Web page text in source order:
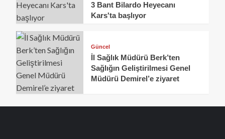
3 Bant Bilardo Heyecanı
Kars'ta başlıyor
Güncel
İl Sağlık Müdürü Berk’ten
Sağlığın Geliştirilmesi Genel
Müdürü Demirel’e ziyaret